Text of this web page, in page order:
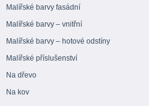
Malířské barvy fasádní
Malířské barvy – vnitřní
Malířské barvy – hotové odstíny
Malířské příslušenství
Na dřevo
Na kov